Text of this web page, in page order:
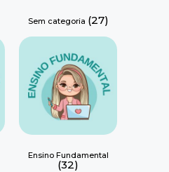
Sem categoria (27)
Ensino Fundamental
(32)